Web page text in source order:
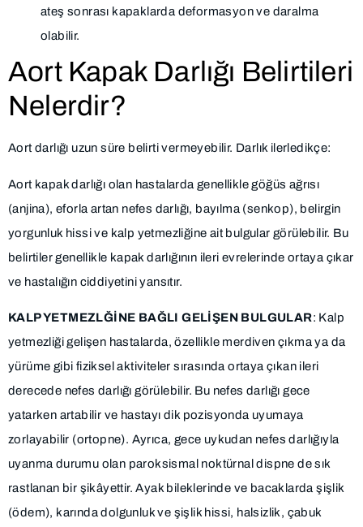
ateş sonrası kapaklarda deformasyon ve daralma
olabilir.
Aort Kapak Darlığı Belirtileri
Nelerdir?
Aort darlığı uzun süre belirti vermeyebilir. Darlık ilerledikçe:
Aort kapak darlığı olan hastalarda genellikle göğüs ağrısı
(anjina), eforla artan nefes darlığı, bayılma (senkop), belirgin
yorgunluk hissi ve kalp yetmezliğine ait bulgular görülebilir. Bu
belirtiler genellikle kapak darlığının ileri evrelerinde ortaya çıkar
ve hastalığın ciddiyetini yansıtır.
KALP YETMEZLĞİNE BAĞLI GELİŞEN BULGULAR: Kalp
yetmezliği gelişen hastalarda, özellikle merdiven çıkma ya da
yürüme gibi fiziksel aktiviteler sırasında ortaya çıkan ileri
derecede nefes darlığı görülebilir. Bu nefes darlığı gece
yatarken artabilir ve hastayı dik pozisyonda uyumaya
zorlayabilir (ortopne). Ayrıca, gece uykudan nefes darlığıyla
uyanma durumu olan paroksismal noktürnal dispne de sık
rastlanan bir şikâyettir. Ayak bileklerinde ve bacaklarda şişlik
(ödem), karında dolgunluk ve şişlik hissi, halsizlik, çabuk